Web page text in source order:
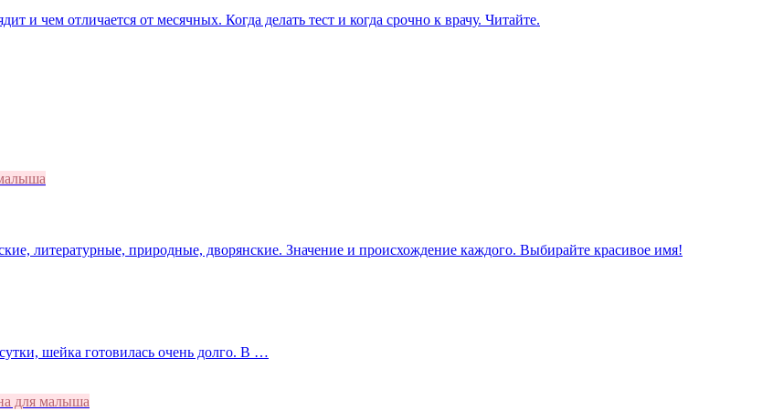
и чем отличается от месячных. Когда делать тест и когда срочно к врачу. Читайте.
литературные, природные, дворянские. Значение и происхождение каждого. Выбирайте красивое имя!
шейка готовилась очень долго. В …
для малыша